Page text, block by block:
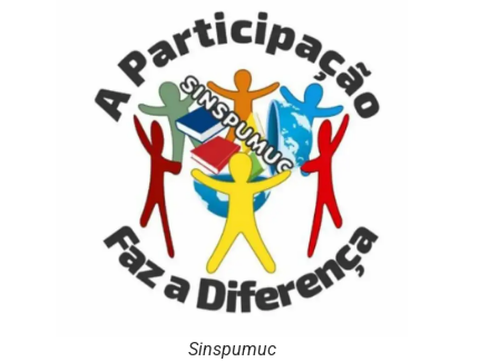
Sinspumuc